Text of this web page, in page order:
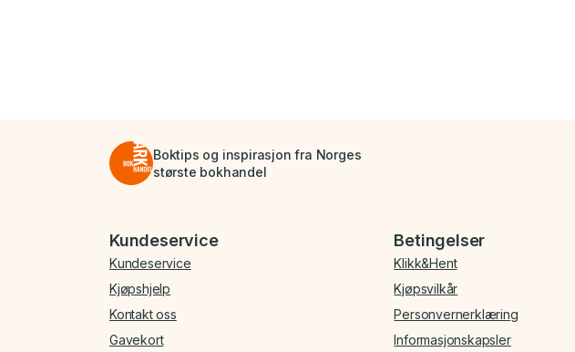
Boktips og inspirasjon fra Norges
største bokhandel
Bunnmeny
Kundeservice
Kundeservice
Kjøpshjelp
Kontakt oss
Gavekort
Betingelser
Klikk&Hent
Kjøpsvilkår
Personvernerklæring
Informasjonskapsler